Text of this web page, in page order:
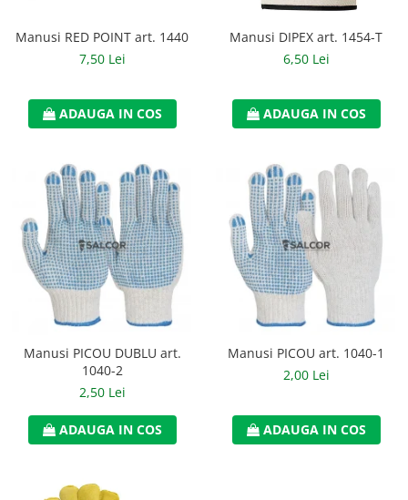
Manusi RED POINT art. 1440
7,50 Lei
ADAUGA IN COS
Manusi DIPEX art. 1454-T
6,50 Lei
ADAUGA IN COS
Manusi PICOU DUBLU art.
1040-2
2,50 Lei
ADAUGA IN COS
Manusi PICOU art. 1040-1
2,00 Lei
ADAUGA IN COS